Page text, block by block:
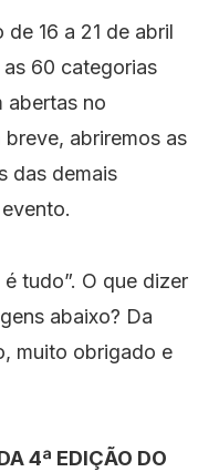
16 a 21 de abril
60 categorias
abertas no
breve, abriremos as
das demais
tudo”. O que dizer
abaixo? Da
muito obrigado e
4ª EDIÇÃO DO